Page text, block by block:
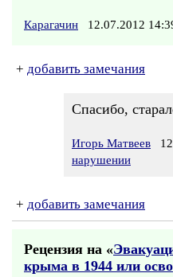
Карагачин 12.07.2012
+ добавить замечания
Спасибо,
Игорь Матвеев
нарушении
+ добавить замечания
Рецензия на «
крыма в 1944 или осво